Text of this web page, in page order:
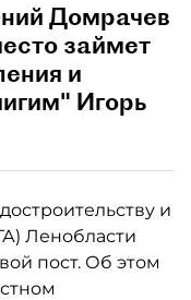
Домрачев
займет
и
Игорь
и
Ленобласти
пост. Об этом